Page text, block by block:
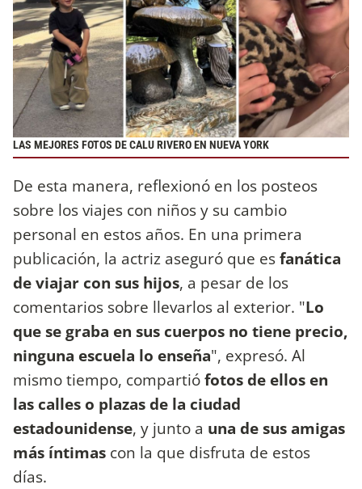
LAS MEJORES FOTOS DE CALU RIVERO EN NUEVA YORK
De esta manera, reflexionó en los posteos
sobre los viajes con niños y su cambio
personal en estos años. En una primera
publicación, la actriz aseguró que esfanática
de viajar con sus hijos, a pesar de los
comentarios sobre llevarlos al exterior. "Lo
que se graba en sus cuerpos no tiene precio,
ninguna escuela lo enseña", expresó. Al
mismo tiempo, compartiófotos de ellos en
las calles o plazas de la ciudad
estadounidense, y junto a una de sus amigas
más íntimas con la que disfruta de estos
días.